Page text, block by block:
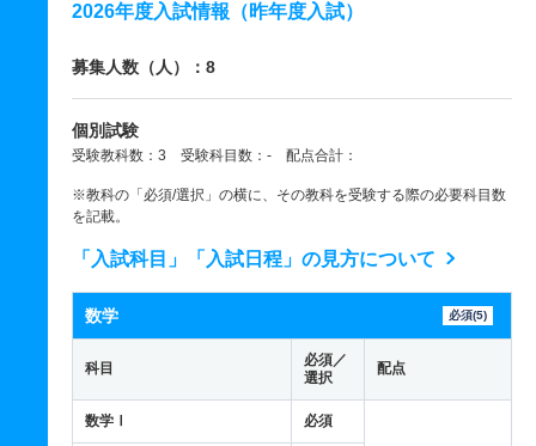
2026年度入試情報（昨年度入試）
募集人数（人）：8
個別試験
受験教科数：3 受験科目数：- 配点合計：
※教科の「必須/選択」の横に、その教科を受験する際の必要科目数
を記載。
「入試科目」「入試日程」の見方について
数学 必須(5)
科目
必須／
選択
配点
数学Ⅰ 必須